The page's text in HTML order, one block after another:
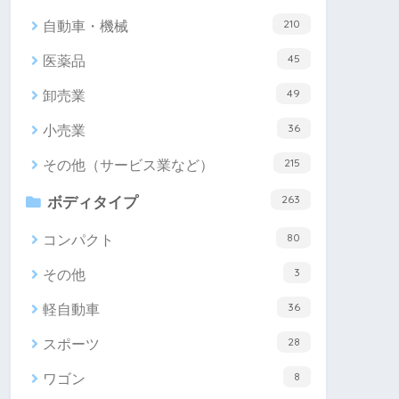
自動車・機械 210
医薬品 45
卸売業 49
小売業 36
その他（サービス業など） 215
ボディタイプ 263
コンパクト 80
その他 3
軽自動車 36
スポーツ 28
ワゴン 8